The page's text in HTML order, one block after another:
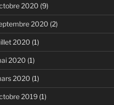
2020 (9)
2020 (2)
2020 (1)
2020 (1)
2020 (1)
2019(1)